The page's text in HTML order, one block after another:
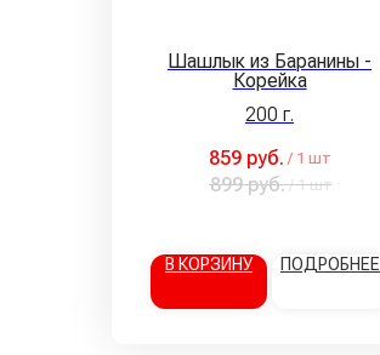
Шашлык из Баранины -
Корейка
200 г.
859 руб. / 1 шт
899 руб. / 1 шт
В КОРЗИНУ ПОДРОБНЕЕ